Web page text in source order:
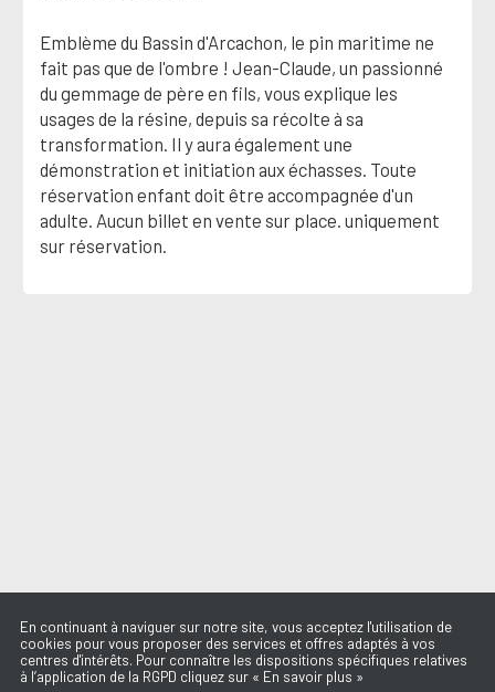
L'AMOUR ÇA SE
Emblème du Bassin d'Arcachon, le pin maritime ne
fait pas que de l'ombre ! Jean-Claude, un passionné
du gemmage de père en fils, vous explique les
usages de la résine, depuis sa récolte à sa
transformation. Il y aura également une
démonstration et initiation aux échasses. Toute
réservation enfant doit être accompagnée d'un
adulte. Aucun billet en vente sur place. uniquement
sur réservation.
En continuant à naviguer sur notre site, vous acceptez l'utilisation de
cookies pour vous proposer des services et offres adaptés à vos
centres d'intérêts. Pour connaître les dispositions spécifiques relatives
à l’application de la RGPD cliquez sur « En savoir plus »